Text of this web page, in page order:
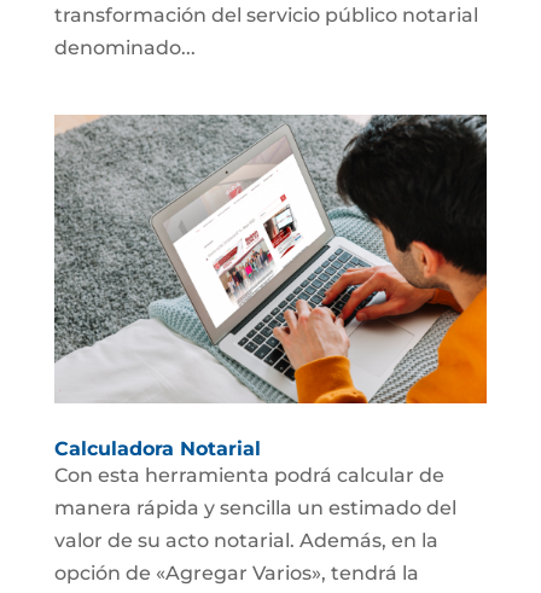
transformación del servicio público notarial
denominado...
Calculadora Notarial
Con esta herramienta podrá calcular de
manera rápida y sencilla un estimado del
valor de su acto notarial. Además, en la
opción de «Agregar Varios», tendrá la